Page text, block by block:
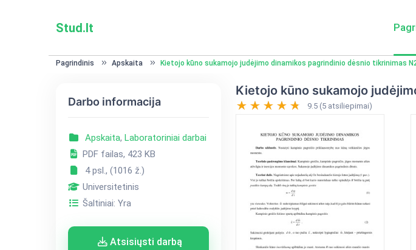
Stud.lt
Pagrindinis Apskaita Kietojo kūno sukamojo judėjimo dinamikos pagrindinio dėsnio tikrinimas
Darbo informacija
Apskaita, Laboratoriniai darbai
PDF failas, 423 KB
4 psl., (1016 ž.)
Universitetinis
Šaltiniai: Yra
Atsisiųsti darbą
Kietojo kūno sukamojo
9.5 (5 atsiliepimai)